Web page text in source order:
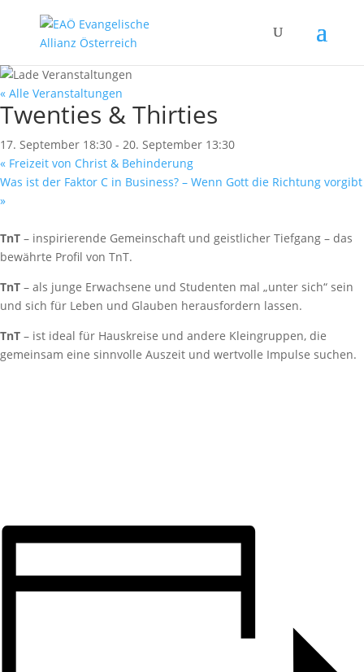
« Alle Veranstaltungen
Twenties & Thirties
17. September 18:30 - 20. September 13:30
« Freizeit von Christ & Behinderung
Was ist der Faktor C in Business? – Wenn Gott die Richtung vorgibt
»
TnT – inspirierende Gemeinschaft und geistlicher Tiefgang – das
bewährte Profil von TnT.
TnT – als junge Erwachsene und Studenten mal „unter sich“ sein
und sich für Leben und Glauben herausfordern lassen.
TnT – ist ideal für Hauskreise und andere Kleingruppen, die
gemeinsam eine sinnvolle Auszeit und wertvolle Impulse suchen.